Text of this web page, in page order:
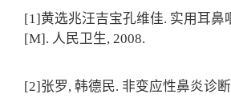
[1]黄选兆汪吉宝孔维佳. 实用耳鼻
[M]. 人民卫生, 2008.
[2]张罗, 韩德民. 非变应性鼻炎诊